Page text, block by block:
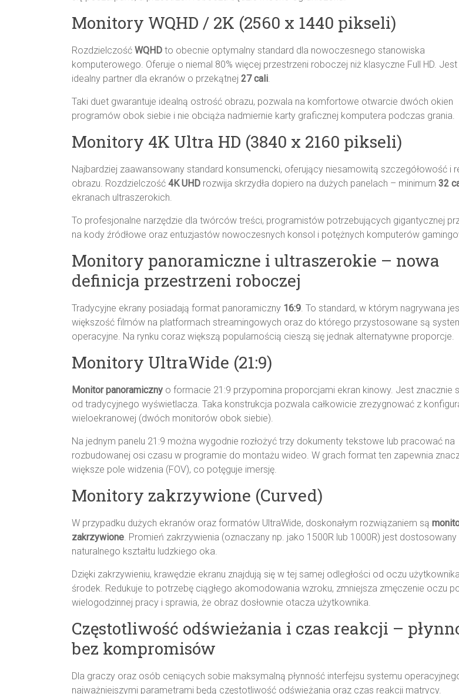
Monitory WQHD / 2K (2560 x 1440 pikseli)
Rozdzielczość WQHD to obecnie optymalny standard dla nowoczesnego stanowiska
komputerowego. Oferuje o niemal 80% więcej przestrzeni roboczej niż klasyczne Full HD.
idealny partner dla ekranów o przekątnej 27 cali.
Taki duet gwarantuje idealną ostrość obrazu, pozwala na komfortowe otwarcie dwóch okien
programów obok siebie i nie obciąża nadmiernie karty graficznej komputera podczas grania.
Monitory 4K Ultra HD (3840 x 2160 pikseli)
Najbardziej zaawansowany standard konsumencki, oferujący niesamowitą szczegółowość i
obrazu. Rozdzielczość 4K UHD rozwija skrzydła dopiero na dużych panelach – minimum 32
ekranach ultraszerokich.
To profesjonalne narzędzie dla twórców treści, programistów potrzebujących gigantycznej
na kody źródłowe oraz entuzjastów nowoczesnych konsol i potężnych komputerów
Monitory panoramiczne i ultraszerokie – nowa
definicja przestrzeni roboczej
Tradycyjne ekrany posiadają format panoramiczny 16:9. To standard, w którym nagrywana
większość filmów na platformach streamingowych oraz do którego przystosowane są
operacyjne. Na rynku coraz większą popularnością cieszą się jednak alternatywne proporcje.
Monitory UltraWide (21:9)
Monitor panoramiczny o formacie 21:9 przypomina proporcjami ekran kinowy. Jest znacznie
od tradycyjnego wyświetlacza. Taka konstrukcja pozwala całkowicie zrezygnować z
wieloekranowej (dwóch monitorów obok siebie).
Na jednym panelu 21:9 można wygodnie rozłożyć trzy dokumenty tekstowe lub pracować na
rozbudowanej osi czasu w programie do montażu wideo. W grach format ten zapewnia
większe pole widzenia (FOV), co potęguje imersję.
Monitory zakrzywione (Curved)
W przypadku dużych ekranów oraz formatów UltraWide, doskonałym rozwiązaniem są
zakrzywione. Promień zakrzywienia (oznaczany np. jako 1500R lub 1000R) jest dostosowany
naturalnego kształtu ludzkiego oka.
Dzięki zakrzywieniu, krawędzie ekranu znajdują się w tej samej odległości od oczu
środek. Redukuje to potrzebę ciągłego akomodowania wzroku, zmniejsza zmęczenie oczu
wielogodzinnej pracy i sprawia, że obraz dosłownie otacza użytkownika.
Częstotliwość odświeżania i czas reakcji –
bez kompromisów
Dla graczy oraz osób ceniących sobie maksymalną płynność interfejsu systemu
najważniejszymi parametrami będą częstotliwość odświeżania oraz czas reakcji matrycy.